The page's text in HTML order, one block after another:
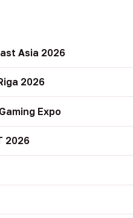
Asia 2026
2026
Expo
2026